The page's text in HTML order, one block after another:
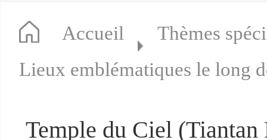
Accueil
Thèmes
Lieux emblématiques le long
Temple du Ciel (Tiantan